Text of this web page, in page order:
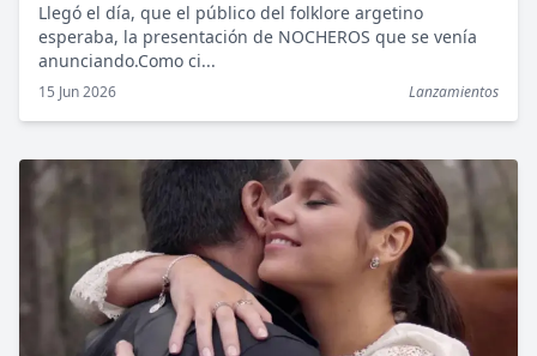
Llegó el día, que el público del folklore argetino
esperaba, la presentación de NOCHEROS que se venía
anunciando.Como ci...
15 Jun 2026 Lanzamientos